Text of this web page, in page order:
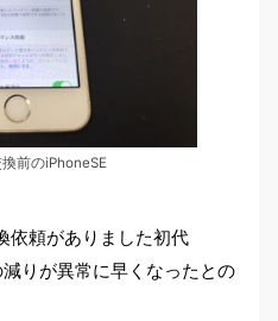
前のiPhoneSE
依頼がありました初代
りが異常に早くなったとの